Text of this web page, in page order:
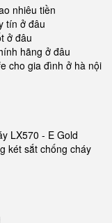
nhiêu tiền
tín ở đâu
ở đâu
hãng ở đâu
cho gia đình ở hà nội
LX570 - E Gold
két sắt chống cháy